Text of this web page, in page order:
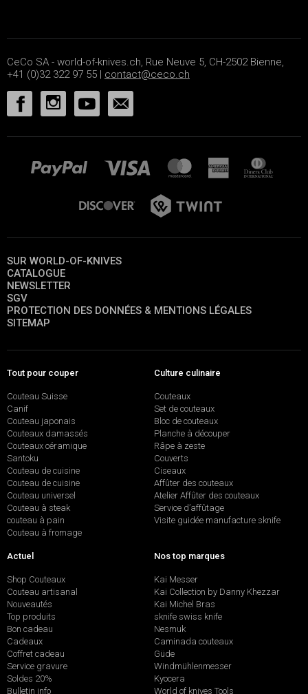
CeCo SA - world-of-knives.ch, Rue Neuve 5, CH-2502 Bienne,
+41 (0)32 322 97 55 | contact@ceco.ch
SUR WORLD-OF-KNIVES
CATALOGUE
NEWSLETTER
SGV
PROTECTION DES DONNÉES & MENTIONS LÉGALES
SITEMAP
Tout pour couper
Couteau Suisse
Canif
Couteau japonais
Couteaux damassés
Couteaux céramique
Santoku
Couteau de cuisine
Couteau de cuisine
Couteau universel
Couteau à steak
couteau à pain
Couteau à fromage
Culture culinaire
Couteaux
Set de couteaux
Bloc de couteaux
Planche à découper
Râpe à zeste
Couverts
Ciseaux
Affûter des couteaux
Atelier Affûter des couteaux
Service d’affûtage
Visite guidée manufacture sknife
Actuel
Shop Couteaux
Couteau artisanal
Nouveautés
Top produits
Bon cadeau
Cadeaux
Coffret cadeau
Service gravure
Soldes 20%
Bulletin info
Nos top marques
Kai Messer
Kai Collection by Danny Khezzar
Kai Michel Bras
sknife swiss knife
Nesmuk
Caminada couteaux
Güde
Windmühlenmesser
Kyocera
World of knives Tools